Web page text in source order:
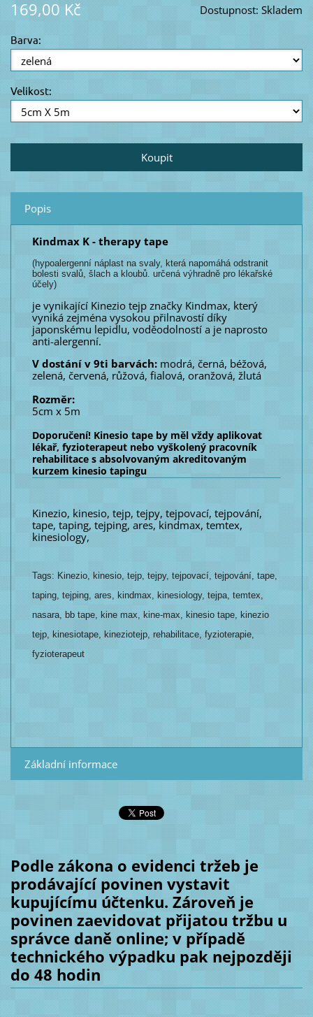
Dostupnost: Skladem
169,00 Kč
Barva:
Velikost:
Popis
Kindmax K - therapy tape
(hypoalergenní náplast na svaly, která napomáhá odstranit
bolesti svalů, šlach a kloubů. určená výhradně pro lékařské
účely)
je vynikající Kinezio tejp značky Kindmax, který
vyniká zejména vysokou přilnavostí díky
japonskému lepidlu, voděodolností a je naprosto
anti-alergenní.
V dostání v 9ti barvách:modrá, černá, béžová,
zelená, červená, růžová, fialová, oranžová, žlutá
Rozměr:
5cm x 5m
Doporučení! Kinesio tape by měl vždy aplikovat
lékař, fyzioterapeut nebo vyškolený pracovník
rehabilitace s absolvovaným akreditovaným
kurzem kinesio tapingu
Kinezio, kinesio, tejp, tejpy, tejpovací, tejpování,
tape, taping, tejping, ares, kindmax, temtex,
kinesiology,
Tags: Kinezio, kinesio, tejp, tejpy, tejpovací, tejpování, tape,
taping, tejping, ares, kindmax, kinesiology, tejpa, temtex,
nasara, bb tape, kine max, kine-max, kinesio tape, kinezio
tejp, kinesiotape, kineziotejp, rehabilitace, fyzioterapie,
fyzioterapeut
Základní informace
Podle zákona o evidenci tržeb je
prodávající povinen vystavit
kupujícímu účtenku. Zároveň je
povinen zaevidovat přijatou tržbu u
správce daně online; v případě
technického výpadku pak nejpozději
do 48 hodin